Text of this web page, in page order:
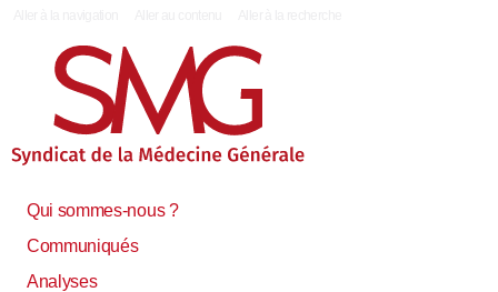
Qui sommes-nous ?
Communiqués
Analyses